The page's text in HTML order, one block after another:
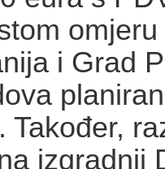
i Grad
Također,
izgradnji